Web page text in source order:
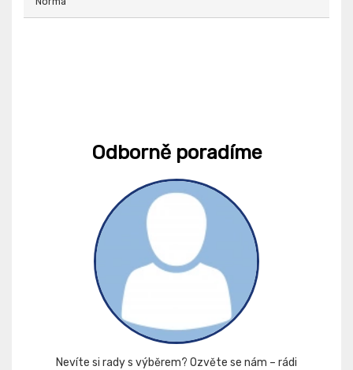
Odborně poradíme
Nevíte si rady s výběrem? Ozvěte se nám – rádi